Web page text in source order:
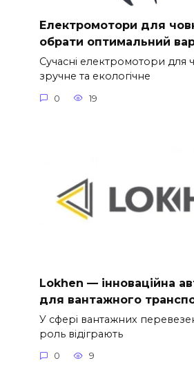
Електромотори для
обрати оптимальний
Сучасні електромотори для
зручне та екологічне
0 19
Lokhen — інноваційна
для вантажного
У сфері вантажних
роль відіграють
0 9